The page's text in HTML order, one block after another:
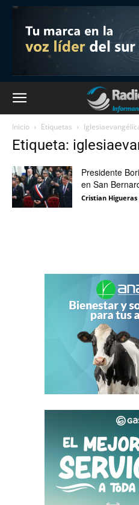
Inicio Etiquetas
Etiqueta:
Presidente
en San
Cristian Higueras